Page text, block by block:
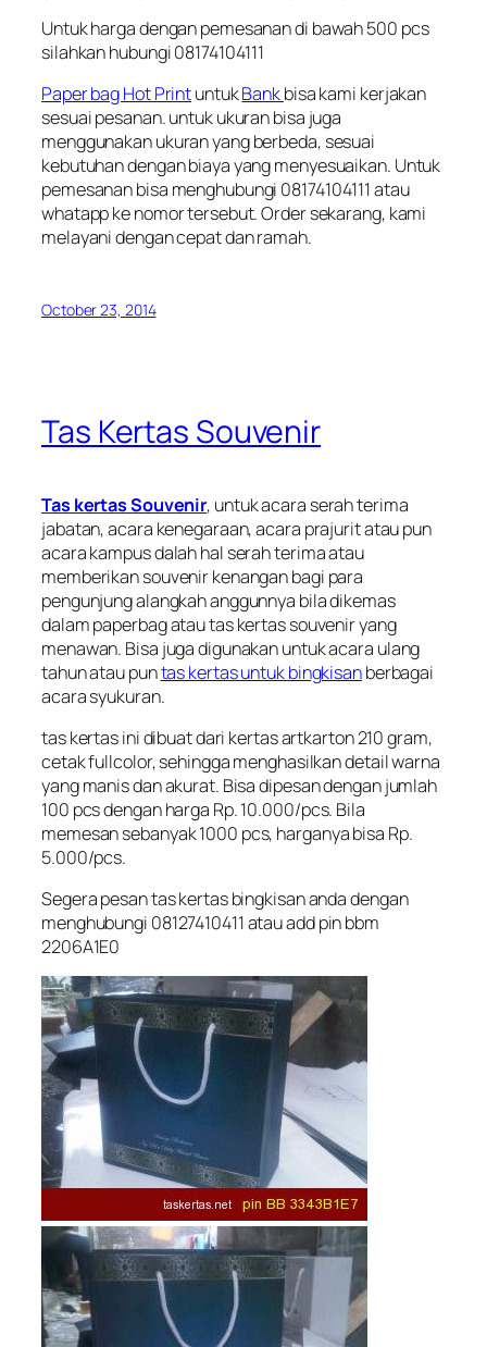
Untuk harga dengan pemesanan di bawah 500 pcs
silahkan hubungi 08174104111
Paper bag Hot PrintuntukBankbisa kami kerjakan
sesuai pesanan. untuk ukuran bisa juga
menggunakan ukuran yang berbeda, sesuai
kebutuhan dengan biaya yang menyesuaikan. Untuk
pemesanan bisa menghubungi 08174104111 atau
whatapp ke nomor tersebut. Order sekarang, kami
melayani dengan cepat dan ramah.
October 23, 2014
Tas Kertas Souvenir
Tas kertas Souvenir, untuk acara serah terima
jabatan, acara kenegaraan, acara prajurit atau pun
acara kampus dalah hal serah terima atau
memberikan souvenir kenangan bagi para
pengunjung alangkah anggunnya bila dikemas
dalam paperbag atau tas kertas souvenir yang
menawan. Bisa juga digunakan untuk acara ulang
tahun atau puntas kertas untuk bingkisanberbagai
acara syukuran.
tas kertas ini dibuat dari kertas artkarton 210 gram,
cetak fullcolor, sehingga menghasilkan detail warna
yang manis dan akurat. Bisa dipesan dengan jumlah
100 pcs dengan harga Rp. 10.000/pcs. Bila
memesan sebanyak 1000 pcs, harganya bisa Rp.
5.000/pcs.
Segera pesan tas kertas bingkisan anda dengan
menghubungi 08127410411 atau add pin bbm
2206A1E0